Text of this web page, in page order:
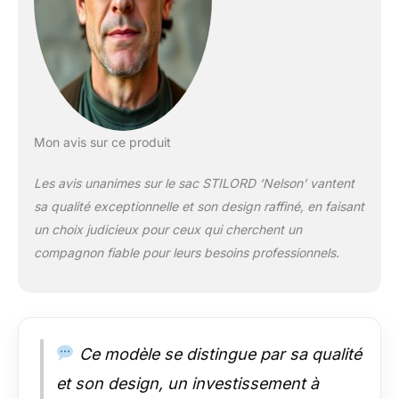
enseignant Design
vintage avec
particularités:
variations de couleur
et "rayures" sur le
de l'article: 2x grands
principaux pour
classeur avec 8 cm
d'épaisseur | 1x
l'arrière (33 x 18 cm) |
2x compartiments
zippés à l'avant | 1x
Mon avis sur ce produit
Les avis unanimes sur le sac STILORD ‘Nelson’ vantent
sa qualité exceptionnelle et son design raffiné, en faisant
un choix judicieux pour ceux qui cherchent un
compagnon fiable pour leurs besoins professionnels.
Ce modèle se distingue par sa qualité
et son design, un investissement à